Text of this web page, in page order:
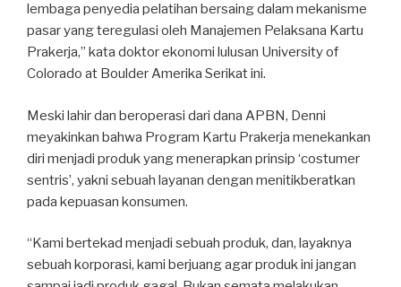
lembaga penyedia pelatihan bersaing dalam mekanisme
pasar yang teregulasi oleh Manajemen Pelaksana Kartu
Prakerja,” kata doktor ekonomi lulusan University of
Colorado at Boulder Amerika Serikat ini.
Meski lahir dan beroperasi dari dana APBN, Denni
meyakinkan bahwa Program Kartu Prakerja menekankan
diri menjadi produk yang menerapkan prinsip ‘costumer
sentris’, yakni sebuah layanan dengan menitikberatkan
pada kepuasan konsumen.
“Kami bertekad menjadi sebuah produk, dan, layaknya
sebuah korporasi, kami berjuang agar produk ini jangan